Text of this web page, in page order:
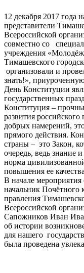
12 декабря 2017
представители
Всероссийской
совместно со
учреждения
Тимашевского
организовали и
знать!»,
День Конституции
государственных
Конституция –
развития российского
добрых намерений,
прямого действия.
страны – это Закон,
очередь, ведь знание
норма
повышения ее
В начале
начальник Почётного
правления
Всероссийской
Сапожников Иван
об истории
для нашего
была проведена